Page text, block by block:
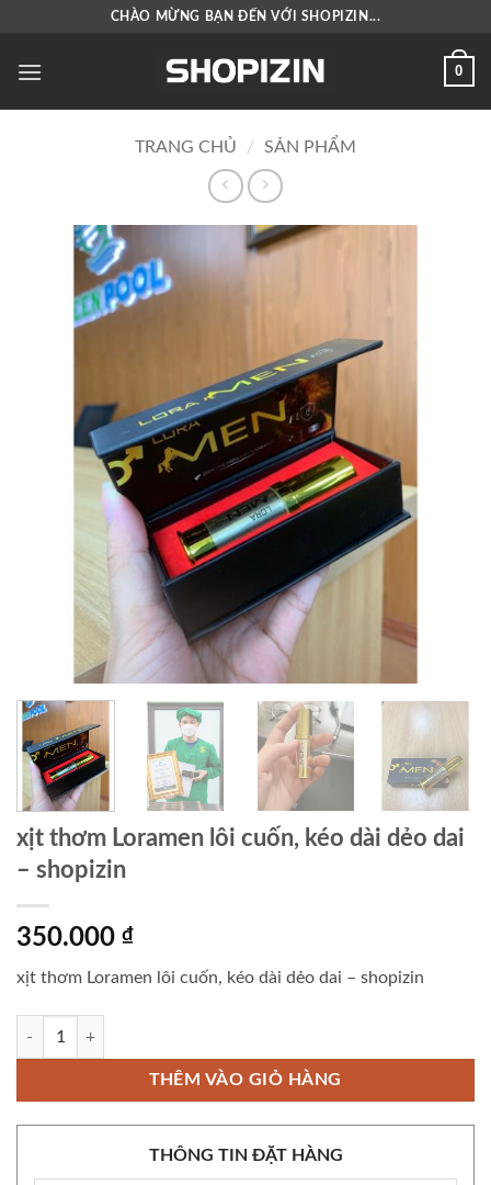
nội
CHÀO MỪNG BẠN ĐẾN VỚI SHOPIZIN...
0
TRANG CHỦ / SẢN PHẨM
xịt thơm Loramen lôi cuốn, kéo dài dẻo dai
– shopizin
350.000 ₫
xịt thơm Loramen lôi cuốn, kéo dài dẻo dai – shopizin
xịt thơm Loramen lôi cuốn, kéo dài dẻo dai - shopizin số lượng
THÊM VÀO GIỎ HÀNG
THÔNG TIN ĐẶT HÀNG